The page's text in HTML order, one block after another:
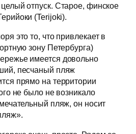
отпуск. Старое, финское
(Terijoki).
это то, что привлекает в
зону Петербурга)
имеется довольно
песчаный пляж
прямо на территории
не было не возникало
пляж, он носит